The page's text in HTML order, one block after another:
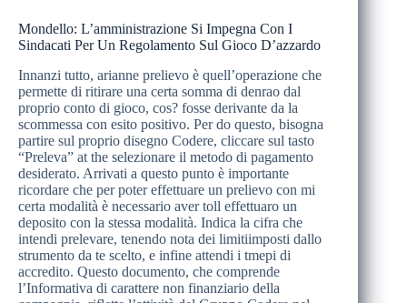
Mondello: L’amministrazione Si Impegna Con I
Sindacati Per Un Regolamento Sul Gioco D’azzardo
Innanzi tutto, arianne prelievo è quell’operazione che
permette di ritirare una certa somma di denrao dal
proprio conto di gioco, cos? fosse derivante da la
scommessa con esito positivo. Per do questo, bisogna
partire sul proprio disegno Codere, cliccare sul tasto
“Preleva” at the selezionare il metodo di pagamento
desiderato. Arrivati a questo punto è importante
ricordare che per poter effettuare un prelievo con mi
certa modalità è necessario aver toll effettuaro un
deposito con la stessa modalità. Indica la cifra che
intendi prelevare, tenendo nota dei limitiimposti dallo
strumento da te scelto, e infine attendi i tmepi di
accredito. Questo documento, che comprende
l’Informativa di carattere non finanziario della